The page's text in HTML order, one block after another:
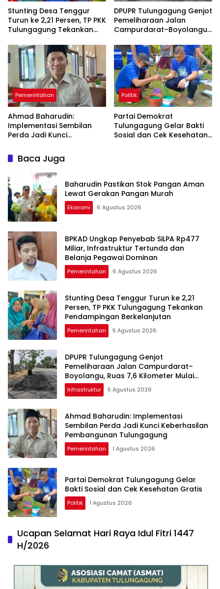
Stunting Desa Tenggur
Turun ke 2,21 Persen, TP PKK
Tulungagung Tekankan
Berkelanjutan
DPUPR Tulungagung Genjot
Pemeliharaan Jalan
Campurdarat–Boyolangu,
Diperbaiki
Pemerintahan
Ahmad Baharudin:
Implementasi Sembilan
Perda Jadi Kunci
Pembangunan
Tulungagung
Politik
Partai Demokrat
Tulungagung Gelar Bakti
Sosial dan Cek Kesehatan
Baca Juga
Baharudin Pastikan Stok Pangan Aman
Lewat Gerakan Pangan Murah
Ekonomi 6 Agustus 2026
BPKAD Ungkap Penyebab SiLPA Rp477
Miliar, Infrastruktur Tertunda dan
Belanja Pegawai Dominan
Pemerintahan 6 Agustus 2026
Stunting Desa Tenggur Turun ke 2,21
Persen, TP PKK Tulungagung Tekankan
Pendampingan Berkelanjutan
Pemerintahan 5 Agustus 2026
DPUPR Tulungagung Genjot
Pemeliharaan Jalan Campurdarat–
Boyolangu, Ruas 7,6 Kilometer Mulai
Diperbaiki
Infrastruktur 5 Agustus 2026
Ahmad Baharudin: Implementasi
Sembilan Perda Jadi Kunci Keberhasilan
Pembangunan Tulungagung
Pemerintahan 1 Agustus 2026
Partai Demokrat Tulungagung Gelar
Bakti Sosial dan Cek Kesehatan Gratis
Politik 1 Agustus 2026
Ucapan Selamat Hari Raya Idul Fitri 1447
H/2026